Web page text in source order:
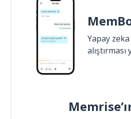
Yapay
alıştırması